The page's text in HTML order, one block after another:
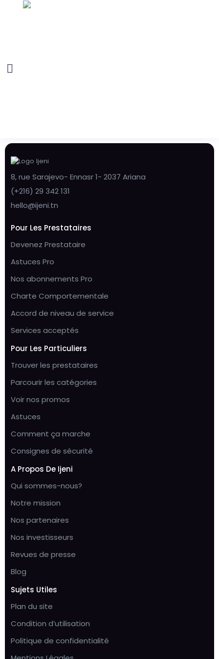
8, rue Sarajevo- Ennasr 1- 2037 Ariana
(+216) 29 342 131
hello@ijeni.tn
Pour Les Prestataires
Devenez Prestataire
Astuces Pro
Nos abonnements Pro
Charte Comportementale
Accord de niveau de service
Services acceptés
Pour Les Particuliers
Trouver les prestataires
Parcourir les catégories
Voir nos promos
Astuces
Comment ça marche
Consignes de sécurité
A Propos De Ijeni
Qui sommes-nous?
Notre mission
Nos partenaires
Nos investisseurs
Revues de presse
Blog
Sujets Utiles
Plan du site
Condition d’utilisation
Politique de confidentialité